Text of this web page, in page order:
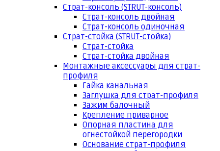
Страт-консоль (STRUT-консоль)
Страт-консоль двойная
Страт-консоль одиночная
Страт-стойка (STRUT-стойка)
Страт-стойка
Страт-стойка двойная
Монтажные аксессуары для страт-
профиля
Гайка канальная
Заглушка для страт-профиля
Зажим балочный
Крепление приварное
Опорная пластина для
огнестойкой перегородки
Основание страт-профиля